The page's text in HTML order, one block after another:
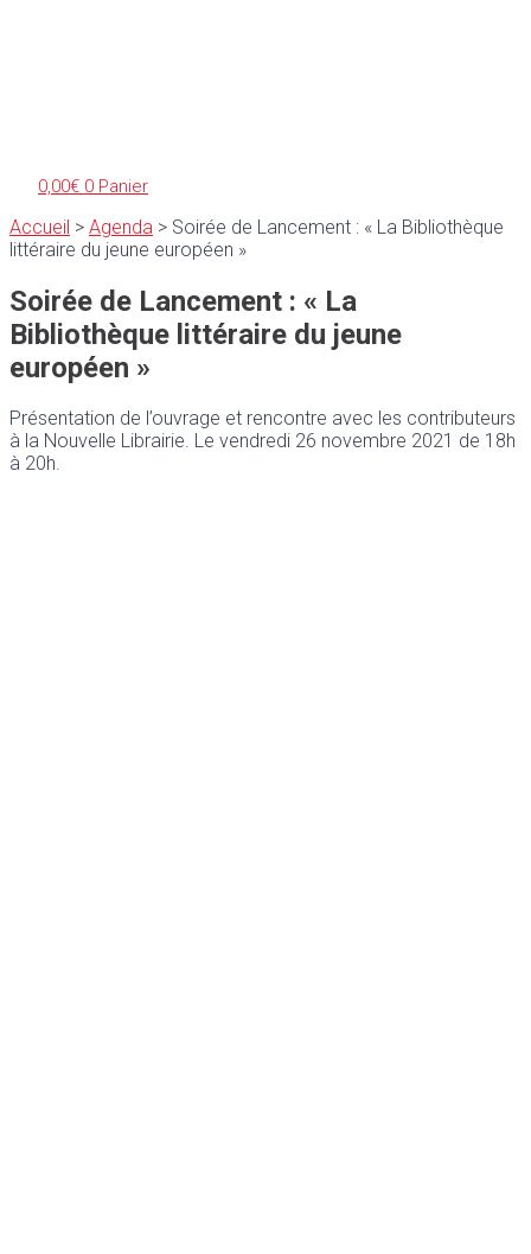
0,00€ 0 Panier
Accueil > Agenda > Soirée de Lancement : « La Bibliothèque
littéraire du jeune européen »
Soirée de Lancement : « La
Bibliothèque littéraire du jeune
européen »
Présentation de l’ouvrage et rencontre avec les contributeurs
à la Nouvelle Librairie. Le vendredi 26 novembre 2021 de 18h
à 20h.